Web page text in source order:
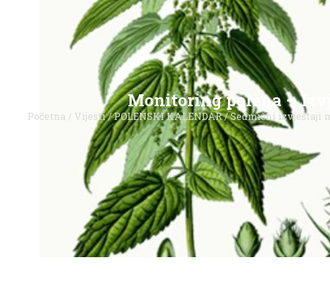
Monitoring polena –
Početna / Vijesti/POLENSKI KALENDAR/Sedmični izvještaji